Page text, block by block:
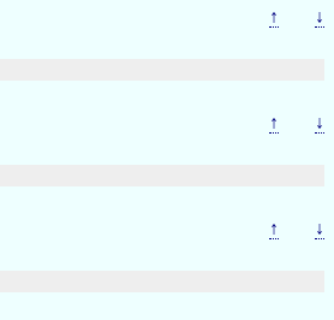
↑ ↓
↑ ↓
↑ ↓